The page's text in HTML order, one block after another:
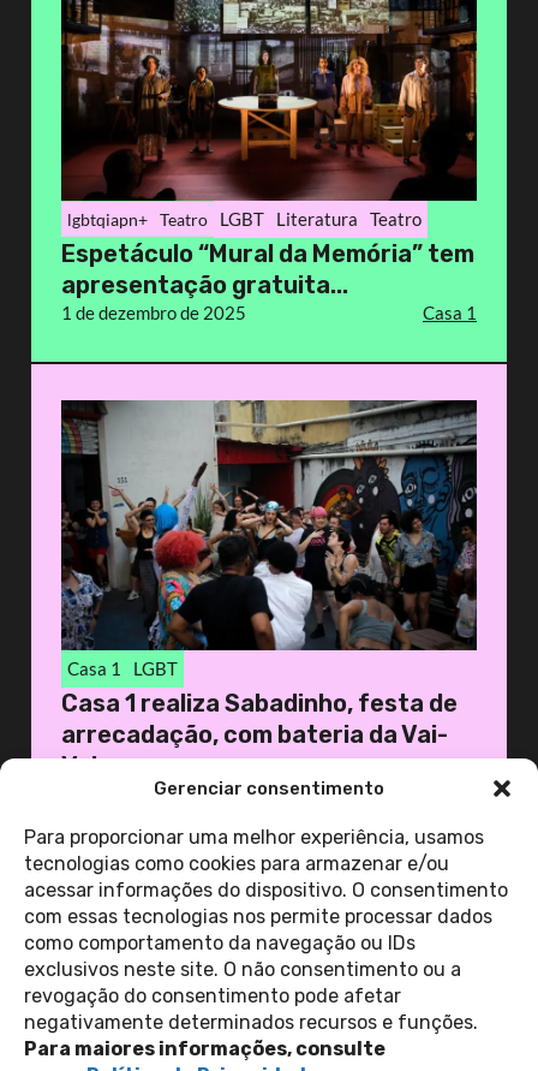
Gerenciar consentimento
Para proporcionar uma melhor experiência, usamos
tecnologias como cookies para armazenar e/ou
acessar informações do dispositivo. O consentimento
com essas tecnologias nos permite processar dados
como comportamento da navegação ou IDs
exclusivos neste site. O não consentimento ou a
revogação do consentimento pode afetar
negativamente determinados recursos e funções.
Para maiores informações, consulte
lgbtqiapn+ Teatro LGBT Literatura Teatro
Espetáculo “Mural da Memória” tem
apresentação gratuita...
1 de dezembro de 2025 Casa 1
Casa 1 LGBT
Casa 1 realiza Sabadinho, festa de
arrecadação, com bateria da Vai-
Vai
19 de novembro de 2025
ver todas as
notícias
Contato
Política de Privacidade
Perguntas Frequentes
copyright 2026